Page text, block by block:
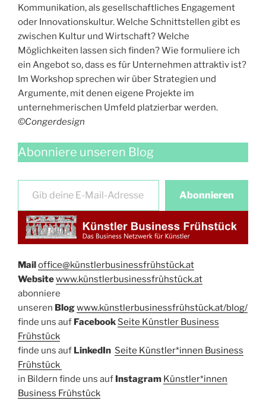
Kommunikation, als gesellschaftliches Engagement
oder Innovationskultur. Welche Schnittstellen gibt es
zwischen Kultur und Wirtschaft? Welche
Möglichkeiten lassen sich finden? Wie formuliere ich
ein Angebot so, dass es für Unternehmen attraktiv ist?
Im Workshop sprechen wir über Strategien und
Argumente, mit denen eigene Projekte im
unternehmerischen Umfeld platzierbar werden.
©Congerdesign
Abonniere unseren Blog
Gib deine E-Mail-Adresse ein …
Abonnieren
Mailoffice@künstlerbusinessfrühstück.at​
Websitewww.künstlerbusinessfrühstück.at
abonniere
unseren Blogwww.künstlerbusinessfrühstück.at/blog/
​finde uns auf Facebook​ Seite Künstler Business
Frühstück​
finde uns auf ​ LinkedIn Seite Künstler*innen Business
Frühstück
in Bildern finde uns auf Instagram Künstler*innen
Business Frühstück